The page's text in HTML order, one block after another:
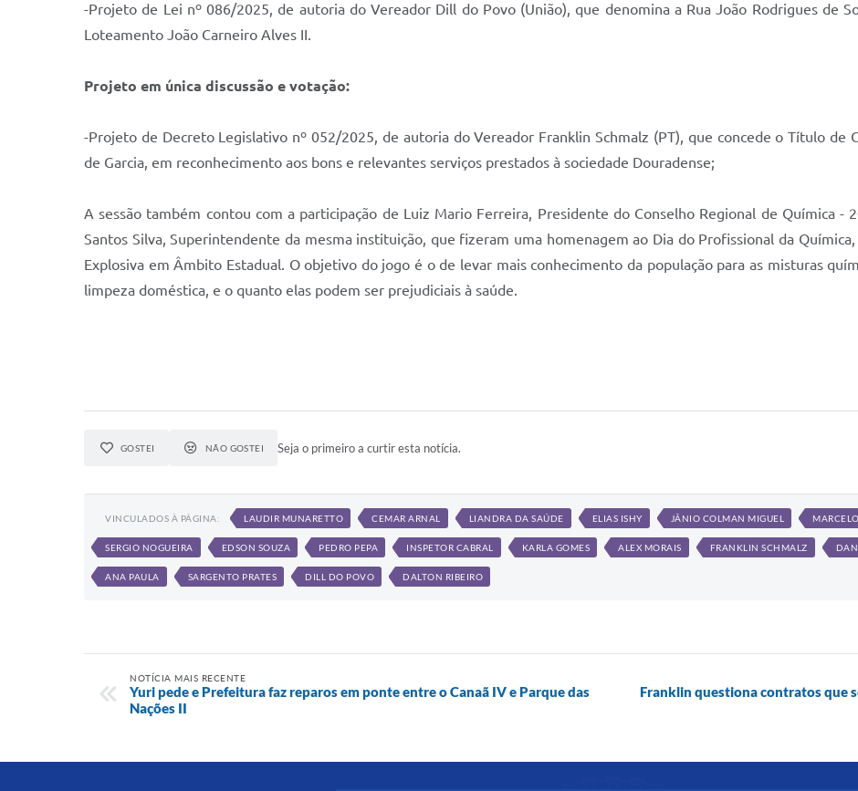
-Projeto de Lei nº 086/2025, de autoria do Vereador Dill do Povo (União), que denomina a Rua João Rodrigues de
Loteamento João Carneiro Alves II.
Projeto em única discussão e votação:
-Projeto de Decreto Legislativo nº 052/2025, de autoria do Vereador Franklin Schmalz (PT), que concede o Título de
de Garcia, em reconhecimento aos bons e relevantes serviços prestados à sociedade Douradense;
A sessão também contou com a participação de Luiz Mario Ferreira, Presidente do Conselho Regional de Química -
Santos Silva, Superintendente da mesma instituição, que fizeram uma homenagem ao Dia do Profissional da
Explosiva em Âmbito Estadual. O objetivo do jogo é o de levar mais conhecimento da população para as misturas
limpeza doméstica, e o quanto elas podem ser prejudiciais à saúde.
GOSTEI NÃO GOSTEI Seja o primeiro a curtir esta notícia.
VINCULADOS À PÁGINA: LAUDIR MUNARETTO CEMAR ARNAL LIANDRA DA SAÚDE ELIAS ISHY JÂNIO COLMAN MIGUEL
SERGIO NOGUEIRA EDSON SOUZA PEDRO PEPA INSPETOR CABRAL KARLA GOMES ALEX MORAIS FRANKLIN SCHMALZ
ANA PAULA SARGENTO PRATES DILL DO POVO DALTON RIBEIRO
NOTÍCIA MAIS RECENTE
Yuri pede e Prefeitura faz reparos em ponte entre o Canaã IV e Parque das
Nações II
Franklin questiona contratos que